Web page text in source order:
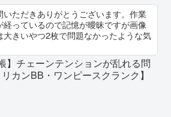
ただきありがとうございます。作業
っているので記憶が曖昧ですが画像
大きいやつ2枚で問題なかったような気
】チェーンテンションが乱れる問
カンBB・ワンピースクランク】